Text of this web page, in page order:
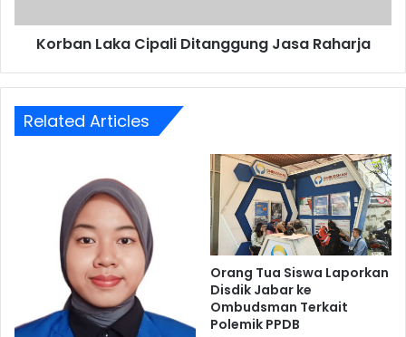
Korban Laka Cipali Ditanggung Jasa Raharja
Related Articles
Orang Tua Siswa Laporkan
Disdik Jabar ke
Ombudsman Terkait
Polemik PPDB